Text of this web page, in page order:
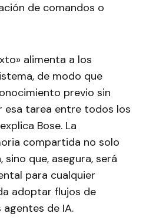
de comandos o
alimenta a los
de modo que
previo sin
esa tarea entre todos los
Bose. La
compartida no solo
sino que, asegura, será
para cualquier
adoptar flujos de
de IA.